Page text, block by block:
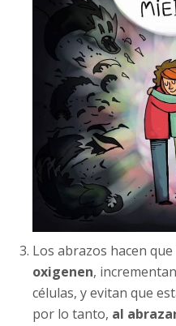
Los abrazos hacen que
oxigenen,
células, y evitan que
por lo tanto, al